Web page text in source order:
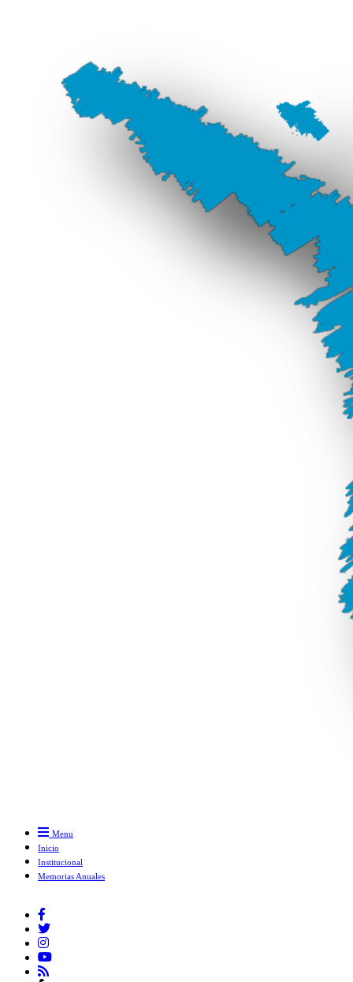
Menu
Inicio
Institucional
Memorias Anuales